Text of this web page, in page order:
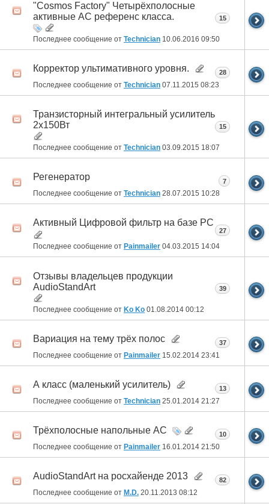
"Cosmos Factory" Четырёхполосные
активные АС референс класса.
Последнее сообщение от Technician 10.06.2016 09:50
15
Корректор ультимативного уровня.
Последнее сообщение от Technician 07.11.2015 08:23
28
Транзисторный интегральный усилитель
2х150Вт
Последнее сообщение от Technician 03.09.2015 18:07
15
Регенератор
Последнее сообщение от Technician 28.07.2015 10:28
7
Активный Цифровой фильтр на базе PC
Последнее сообщение от Painmailer 04.03.2015 14:04
27
Отзывы владельцев продукции
AudioStandArt
Последнее сообщение от Ko Ko 01.08.2014 00:12
39
Вариация на тему трёх полос
Последнее сообщение от Painmailer 15.02.2014 23:41
37
А класс (маленький усилитель)
Последнее сообщение от Technician 25.01.2014 21:27
13
Трёхполосные напольные АС
Последнее сообщение от Painmailer 16.01.2014 21:50
10
AudioStandArt на росхайенде 2013
Последнее сообщение от M.D. 20.11.2013 08:12
82